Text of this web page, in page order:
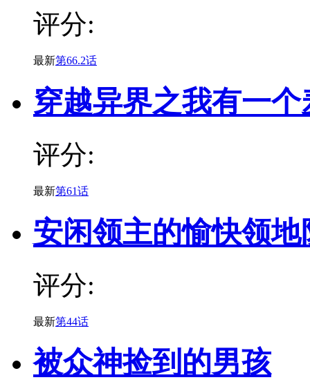
评分:
最新第66.2话
穿越异界之我有一
评分:
最新第61话
安闲领主的愉快领
评分:
最新第44话
被众神捡到的男孩